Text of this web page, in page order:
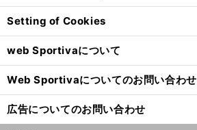
Setting of Cookies
web Sportivaについて
Web Sportivaについてのお問い合わせ
広告についてのお問い合わせ